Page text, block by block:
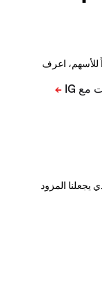
عبر أكثر من 16,000 سعراً للأسهم، اعرف
يجعلنا المزود